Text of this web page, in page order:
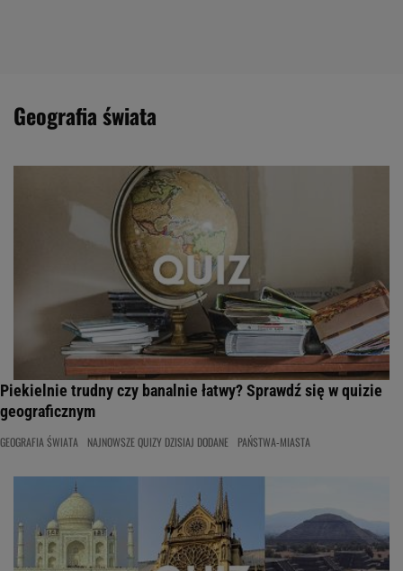
geografia świata
Piekielnie trudny czy banalnie łatwy? Sprawdź się w quizie
geograficznym
GEOGRAFIA ŚWIATA NAJNOWSZE QUIZY DZISIAJ DODANE PAŃSTWA-MIASTA